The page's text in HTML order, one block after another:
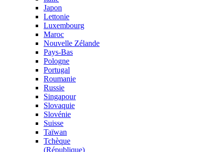
Japon
Lettonie
Luxembourg
Maroc
Nouvelle Zélande
Pays-Bas
Pologne
Portugal
Roumanie
Russie
Singapour
Slovaquie
Slovénie
Suisse
Taïwan
Tchèque
(République)